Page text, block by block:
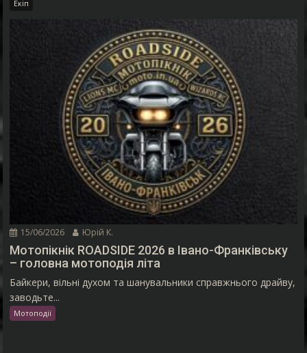
Екіп
15/06/2026 Юрій К.
Мотопікнік ROADSIDE 2026 в Івано-Франківську
– головна мотоподія літа
Байкери, вільні духом та шанувальники справжнього драйву,
заводьте...
Мотоподії